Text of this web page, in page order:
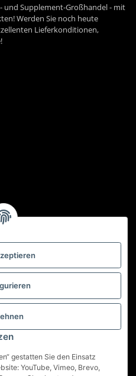
gestatten Sie den Einsatz
YouTube, Vimeo, Brevo,
und Supplement-Großhandel - mit
Werden Sie noch heute
Lieferkonditionen,